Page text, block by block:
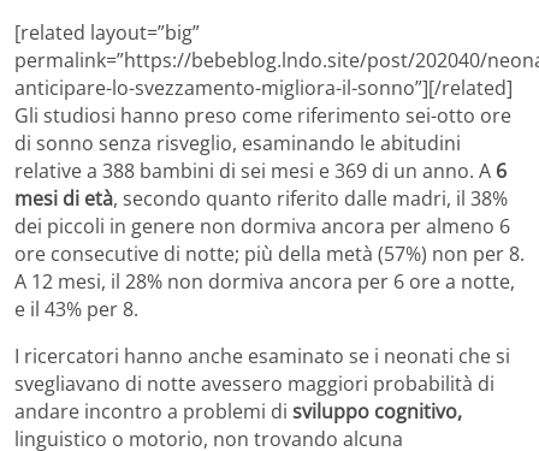
[related layout=”big”
permalink=”https://bebeblog.lndo.site/post/202040/
anticipare-lo-svezzamento-migliora-il-sonno”][/related]
Gli studiosi hanno preso come riferimento sei-otto ore
di sonno senza risveglio, esaminando le abitudini
relative a 388 bambini di sei mesi e 369 di un anno. A 6
mesi di età, secondo quanto riferito dalle madri, il 38%
dei piccoli in genere non dormiva ancora per almeno 6
ore consecutive di notte; più della metà (57%) non per 8.
A 12 mesi, il 28% non dormiva ancora per 6 ore a notte,
e il 43% per 8.
I ricercatori hanno anche esaminato se i neonati che si
svegliavano di notte avessero maggiori probabilità di
andare incontro a problemi di sviluppo cognitivo,
linguistico o motorio, non trovando alcuna